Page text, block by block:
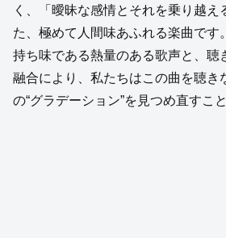
く、「曖昧な感情とそれを乗り越え
た、極めて人間味あふれる楽曲で
持ち味である熱量のある歌声と、聴
融合により、私たちはこの曲を聴き
の“グラデーション”を見つめ直すこ